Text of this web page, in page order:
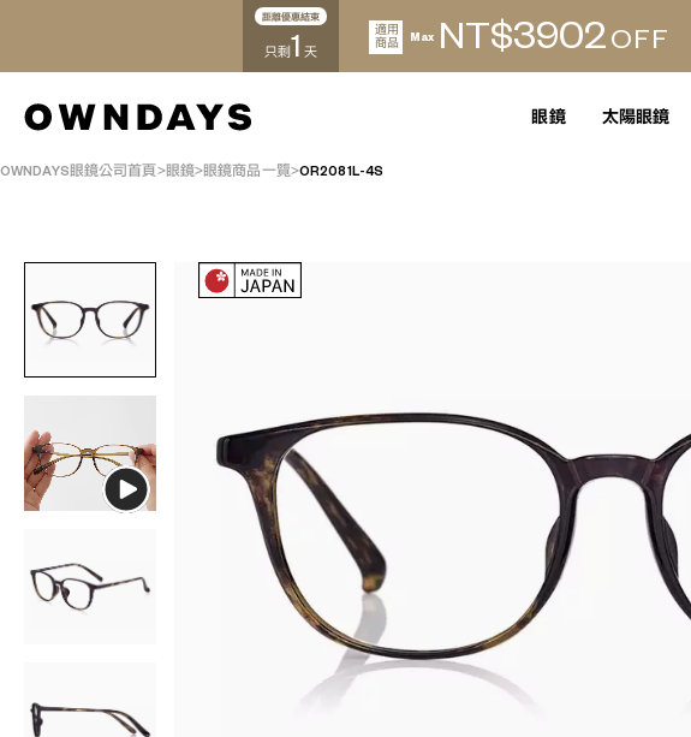
距離優惠結束
只剩 1 天
適用
商品
Max NT$3902 OFF
眼鏡 太陽眼鏡
OWNDAYS眼鏡公司首頁 眼鏡 眼鏡商品一覽 OR2081L-4S